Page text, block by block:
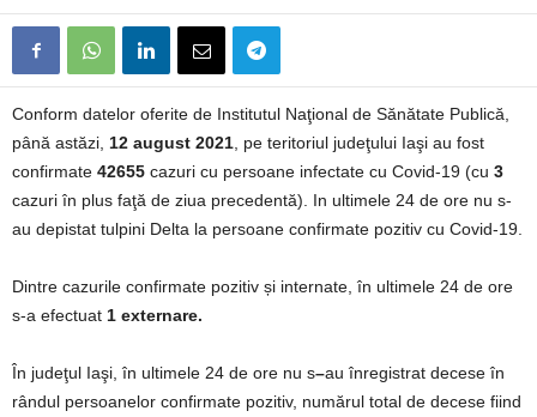
Conform datelor oferite de Institutul Naţional de Sănătate Publică,
până astăzi, 12 august 2021 , pe teritoriul judeţului Iaşi au fost
confirmate 42655 cazuri cu persoane infectate cu Covid-19 (cu 3
cazuri în plus faţă de ziua precedentă). In ultimele 24 de ore nu s-
au depistat tulpini Delta la persoane confirmate pozitiv cu Covid-19.
Dintre cazurile confirmate pozitiv și internate, în ultimele 24 de ore
s-a efectuat 1 externare.
În judeţul Iaşi, în ultimele 24 de ore nu s–au înregistrat decese în
rândul persoanelor confirmate pozitiv, numărul total de decese fiind